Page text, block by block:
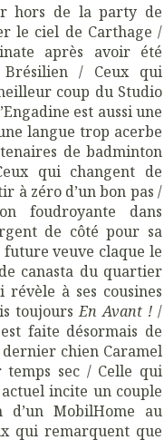
hors de la party de
le ciel de Carthage /
après avoir été
/ Ceux qui
coup du Studio
est aussi une
langue trop acerbe
de badminton
qui changent de
à zéro d’un bon pas /
foudroyante dans
de côté pour sa
veuve claque le
canasta du quartier
révèle à ses cousines
toujoursEn Avant !/
faite désormais de
chien Caramel
sec / Celle qui
incite un couple
MobilHome au
qui remarquent que